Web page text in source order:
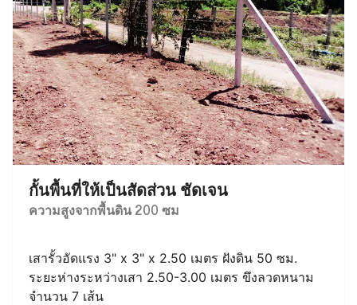
กั้นพื้นที่ให้เป็นสัดส่วน ชัดเจน
ความสูงจากพื้นดิน 200 ซม
เสารั้วอัดแรง 3" x 3" x 2.50 เมตร ฝังดิน 50 ซม.
ระยะห่างระหว่างเสา 2.50-3.00 เมตร ขึงลวดหนาม
จำนวน 7 เส้น